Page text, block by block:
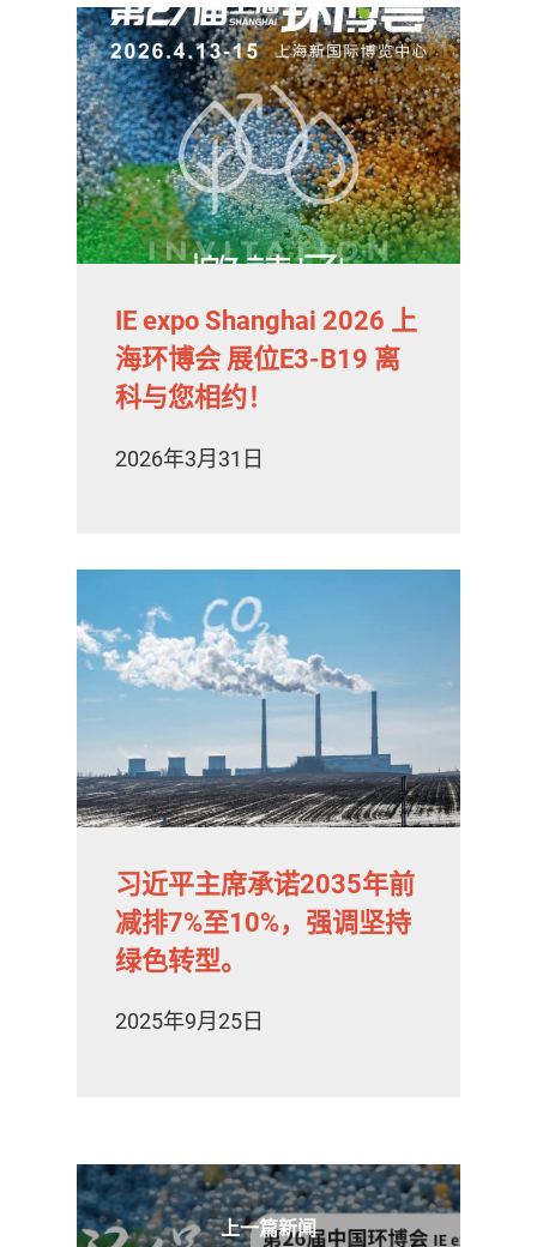
上一篇新闻
IE expo Shanghai 2026 上
海环博会 展位E3-B19 离
科与您相约！
2026年3月31日
习近平主席承诺2035年前
减排7%至10%，强调坚持
绿色转型。
2025年9月25日
气体泄漏检测仪
传感器及组件
联系我们
分销商登录